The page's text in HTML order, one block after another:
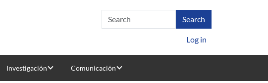
Log in
Investigación Comunicación